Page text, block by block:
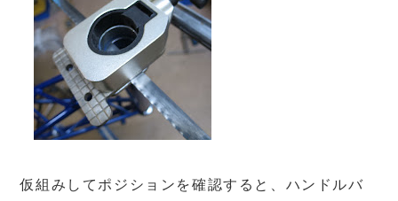
仮組みしてポジションを確認すると、ハンドルバ